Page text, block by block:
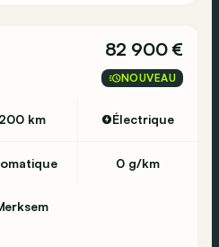
82 900 €
NOUVEAU
km Électrique
0 g/km